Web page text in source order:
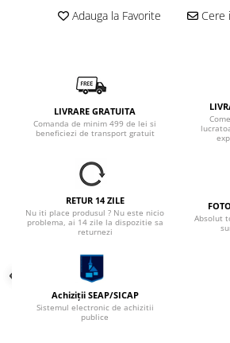
Adauga la Favorite Cere
LIVRARE GRATUITA
Comanda de minim 499 de lei si
beneficiezi de transport gratuit
RETUR 14 ZILE
Nu iti place produsul ? Nu este nicio
problema, ai 14 zile la dispozitie sa
returnezi
Absolut
Achiziții SEAP/SICAP
Sistemul electronic de achizitii
publice